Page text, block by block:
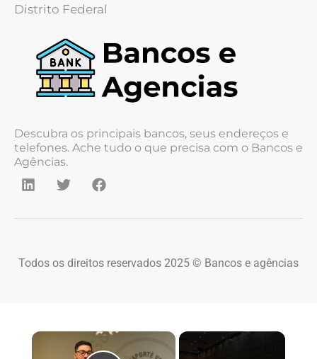
Distrito Federal
Descubra os principais bancos, seus endereços e
telefones. Ache tudo o que precisa com o Bancos e
Agências.
Todos os direitos reservados 2025 © Bancos e agências
×